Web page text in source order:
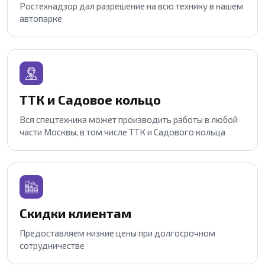
Ростехнадзор дал разрешение на всю технику в нашем
автопарке
ТТК и Садовое кольцо
Вся спецтехника может производить работы в любой
части Москвы, в том числе ТТК и Садового кольца
Скидки клиентам
Предоставляем низкие цены при долгосрочном
сотрудничестве